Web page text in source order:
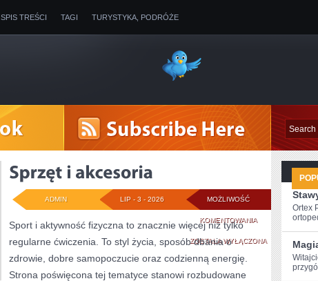
SPIS TREŚCI TAGI TURYSTYKA, PODRÓŻE
MOŻLIWOŚĆ
KOMENTOWANIASPRZĘT
I
AKCESORIA
ZOSTAŁA WYŁĄCZONA
LIP - 3 - 2026
ADMIN
Sport i aktywność fizyczna to znacznie więcej niż tylko
regularne ćwiczenia. To styl życia, sposób dbania o
zdrowie, dobre samopoczucie oraz codzienną energię.
Strona poświęcona tej tematyce stanowi rozbudowane
Ortex